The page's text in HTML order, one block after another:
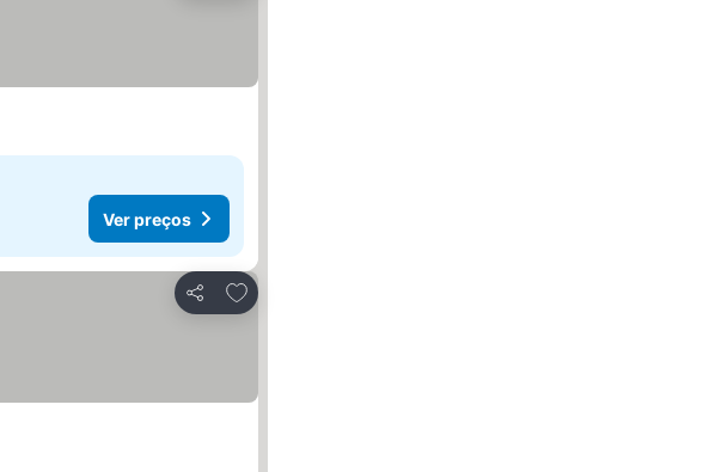
Ver preços
Partilhar
Adicionar aos favoritos